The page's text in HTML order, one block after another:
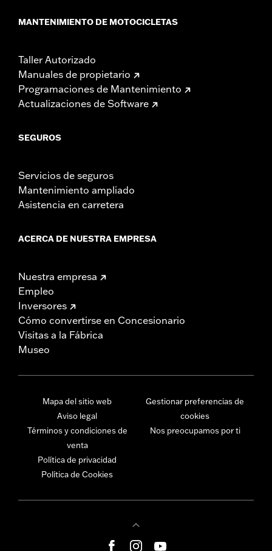
MANTENIMIENTO DE MOTOCICLETAS
Taller Autorizado
Manuales de propietario
Programaciones de Mantenimiento
Actualizaciones de Software
SEGUROS
Servicios de seguros
Mantenimiento ampliado
Asistencia en carretera
ACERCA DE NUESTRA EMPRESA
Nuestra empresa
Empleo
Inversores
Cómo convertirse en Concesionario
Visitas a la Fábrica
Museo
Mapa del sitio web
Aviso legal
Términos y condiciones de
venta
Política de privacidad
Política de Cookies
Gestionar preferencias de
cookies
Nos preocupamos por ti